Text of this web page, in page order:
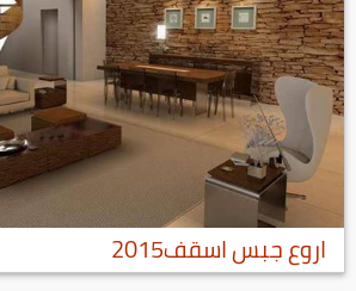
اروع جبس اسقف2015